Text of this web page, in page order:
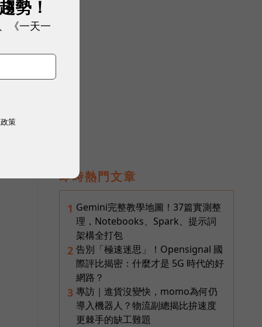
即時熱門文章
1 Gemini完整教學地圖！37篇實測整
理，Notebooks、Spark、提示詞
架構全打包
2 告別「極速迷思」！Opensignal 國
際評比揭密：什麼才是 5G 時代的好
網路？
3 專訪｜進貨沒變快，momo為何仍
導入機器人？物流副總揭比拚速度
更棘手的缺工難題
勢！
《一天一
策